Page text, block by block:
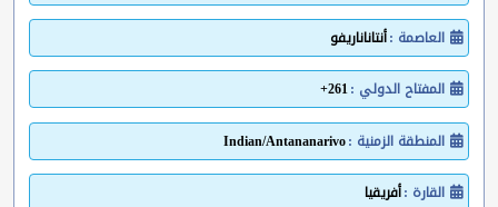
العاصمة :أنتاناناريفو
المفتاح الدولي :261+
المنطقة الزمنية :Indian/Antananarivo
القارة :أفريقيا